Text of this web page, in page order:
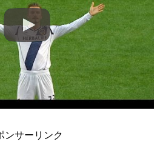
ンサーリンク